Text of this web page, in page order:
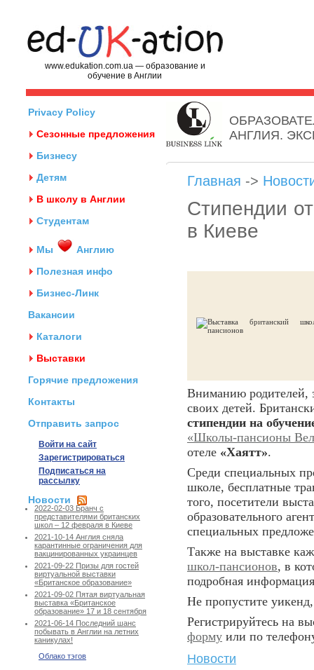
www.edukation.com.ua — образование и
обучение в Англии
Privacy Policy
Сезонные предложения
Бизнесу
Детям
В школу в Англии
Студентам
Мы
Англию
Полезная инфо
Бизнес-Линк
Вакансии
Каталоги
Выставки
Горячие предложения
Контакты
Отправить запрос
Войти на сайт
Зарегистрироваться
Подписаться на
рассылку
Новости
2022-02-03 Бранч с
представителями британских
школ – 12 февраля в Киеве
2021-10-14 Англия сняла
карантинные ограничения для
вакцинированных украинцев
2021-09-22 Призы для гостей
виртуальной выставки
«Британское образование»
2021-09-02 Пятая виртуальная
выставка «Британское
образование» 17 и 18 сентября
2021-06-14 Последний шанс
побывать в Англии на летних
каникулах!
Облако тэгов
АНГЛИЯ.
Главная ->
Стипендии
в Киеве
Вниманию родителей,
своих детей.
стипендии на
«Школы-пансионы
отеле «Хаятт».
Среди специальных
школе, бесплатные
того, посетители
образовательного
специальных
Также на выставке
школ-пансионов, в
подробная
Не пропустите
Регистрируйтесь на
форму или по
Новости